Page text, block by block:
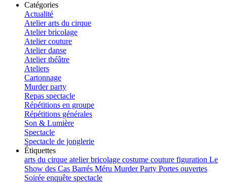
Catégories
Actualité
Atelier arts du cirque
Atelier bricolage
Atelier couture
Atelier danse
Atelier théâtre
Ateliers
Cartonnage
Murder party
Repas spectacle
Répétitions en groupe
Répétitions générales
Son & Lumière
Spectacle
Spectacle de jonglerie
Étiquettes
arts du cirque atelierbricolage costume couture figuration Le
Show des Cas Barrés Méru Murder Party Portes ouvertes
Soirée enquête spectacle